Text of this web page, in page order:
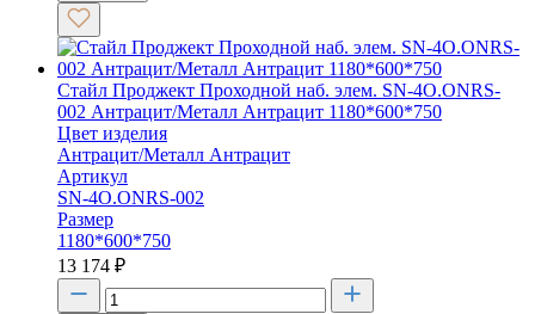
Стайл Проджект Проходной наб. элем. SN-4O.ONRS-
002 Антрацит/Металл Антрацит 1180*600*750
Цвет изделия
Антрацит/Металл Антрацит
Артикул
SN-4O.ONRS-002
Размер
1180*600*750
13 174 ₽